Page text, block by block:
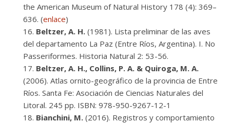
the American Museum of Natural History 178 (4): 369–
636. (enlace)
Beltzer, A. H. (1981). Lista preliminar de las aves
del departamento La Paz (Entre Ríos, Argentina). I. No
Passeriformes. Historia Natural 2: 53-56.
Beltzer, A. H., Collins, P. A. & Quiroga, M. A.
(2006). Atlas ornito-geográfico de la provincia de Entre
Ríos. Santa Fe: Asociación de Ciencias Naturales del
Litoral. 245 pp. ISBN: 978-950-9267-12-1
Bianchini, M. (2016). Registros y comportamiento